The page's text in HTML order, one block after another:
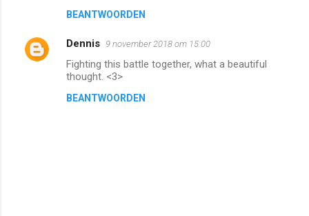
BEANTWOORDEN
Dennis 9 november 2018 om 15:00
Fighting this battle together, what a beautiful
thought. <3>
BEANTWOORDEN